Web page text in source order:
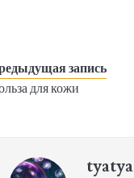
запись
для кожи
tyatya